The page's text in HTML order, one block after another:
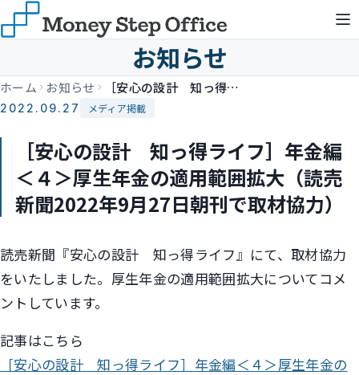
お知らせ
ホーム お知らせ ［安心の設計 知っ得ライフ］年金編＜４＞厚生年金の適用範囲拡大（読売新聞2022年9月27日朝刊で取材協力）
2022.09.27 メディア掲載
［安心の設計 知っ得ライフ］年金編
＜４＞厚生年金の適用範囲拡大（読売
新聞2022年9月27日朝刊で取材協力）
読売新聞『安心の設計 知っ得ライフ』にて、取材協力
をいたしました。厚生年金の適用範囲拡大についてコメ
ントしています。
記事はこちら
［安心の設計 知っ得ライフ］年金編＜４＞厚生年金の